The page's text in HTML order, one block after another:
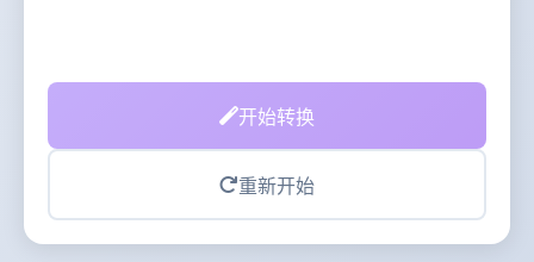
开始转换
重新开始